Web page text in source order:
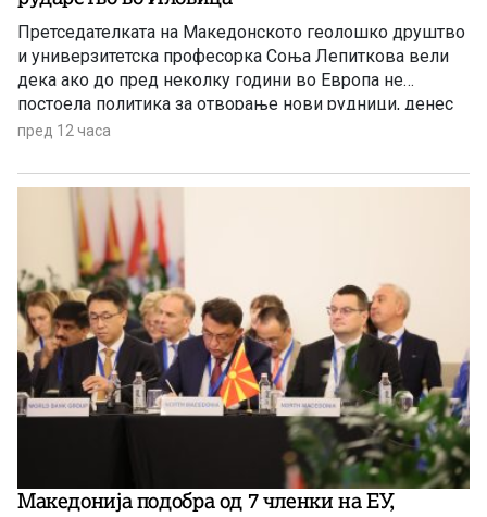
Претседателката на Македонското геолошко друштво
и универзитетска професорка Соња Лепиткова вели
дека ако до пред неколку години во Европа не
постоела политика за отворање нови рудници, денес
таа политика е апсолутно сменета и листата на
пред 12 часа
Македонија подобра од 7 членки на ЕУ,